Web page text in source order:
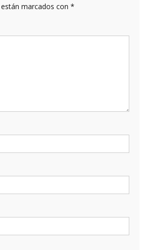
marcados con *